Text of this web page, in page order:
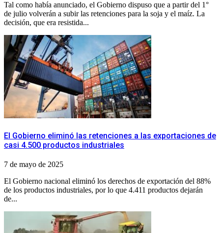
Tal como había anunciado, el Gobierno dispuso que a partir del 1°
de julio volverán a subir las retenciones para la soja y el maíz. La
decisión, que era resistida...
El Gobierno eliminó las retenciones a las exportaciones de
casi 4.500 productos industriales
7 de mayo de 2025
El Gobierno nacional eliminó los derechos de exportación del 88%
de los productos industriales, por lo que 4.411 productos dejarán
de...